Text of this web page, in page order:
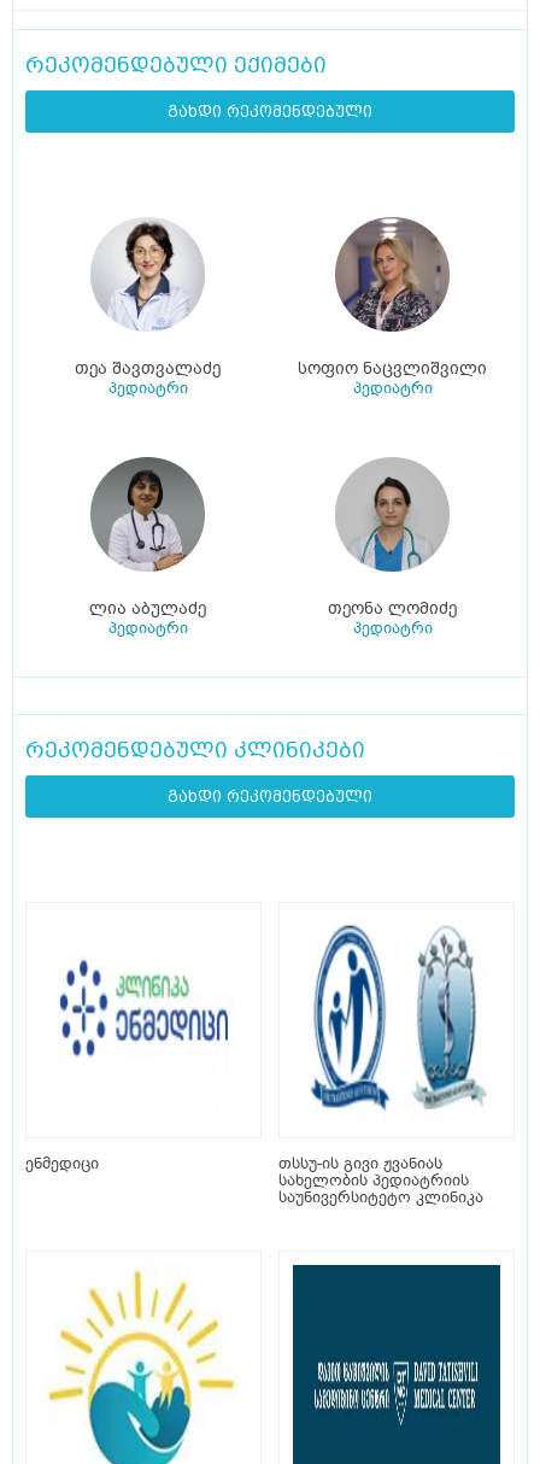
რეკომენდებული ექიმები
გახდი რეკომენდებული
თეა შავთვალაძე
პედიატრი
სოფიო ნაცვლიშვილი
პედიატრი
ლია აბულაძე
პედიატრი
თეონა ლომიძე
პედიატრი
რეკომენდებული კლინიკები
გახდი რეკომენდებული
ენმედიცი
თსსუ-ის გივი ჟვანიას
სახელობის პედიატრიის
საუნივერსიტეტო კლინიკა